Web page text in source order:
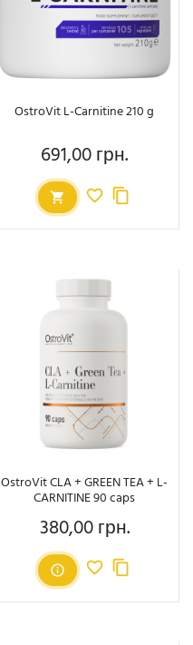
OstroVit L-Carnitine 210 g
Ціна
691,00 грн.
OstroVit CLA + GREEN TEA + L-
CARNITINE 90 caps
Ціна
380,00 грн.